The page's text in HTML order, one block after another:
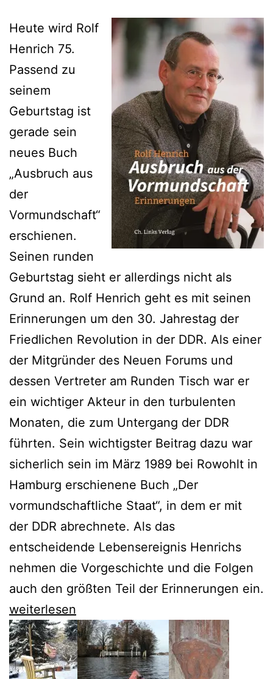
Heute wird Rolf
Henrich 75.
Passend zu
seinem
Geburtstag ist
gerade sein
neues Buch
„Ausbruch aus
der
Vormundschaft“
erschienen.
Seinen runden
Geburtstag sieht er allerdings nicht als
Grund an. Rolf Henrich geht es mit seinen
Erinnerungen um den 30. Jahrestag der
Friedlichen Revolution in der DDR. Als einer
der Mitgründer des Neuen Forums und
dessen Vertreter am Runden Tisch war er
ein wichtiger Akteur in den turbulenten
Monaten, die zum Untergang der DDR
führten. Sein wichtigster Beitrag dazu war
sicherlich sein im März 1989 bei Rowohlt in
Hamburg erschienene Buch „Der
vormundschaftliche Staat“, in dem er mit
der DDR abrechnete. Als das
entscheidende Lebensereignis Henrichs
nehmen die Vorgeschichte und die Folgen
auch den größten Teil der Erinnerungen ein.
Zum
75.
erscheinen
die
weiterlesen